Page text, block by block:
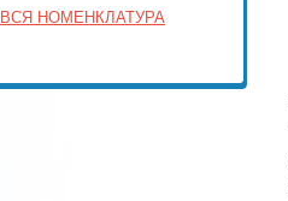
ВСЯ НОМЕНКЛАТУРА